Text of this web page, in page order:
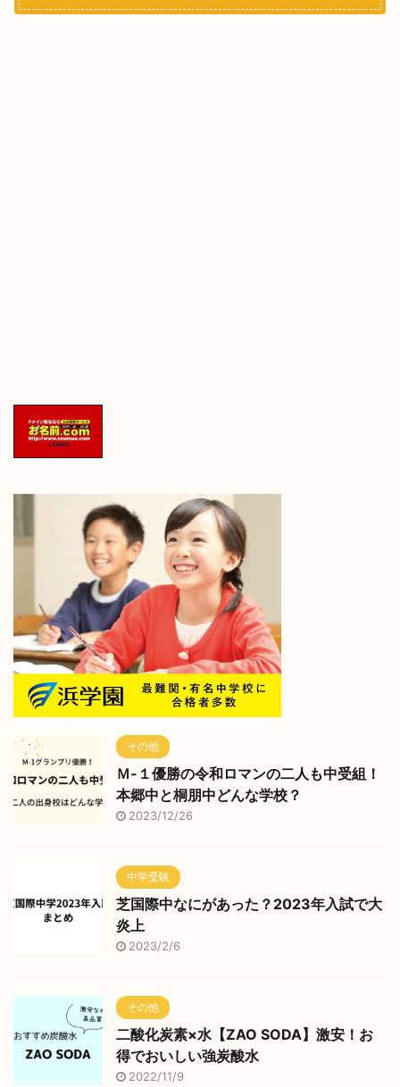
その他
Ｍ-１優勝の令和ロマンの二人も中受組！
本郷中と桐朋中どんな学校？
2023/12/26
中学受験
芝国際中なにがあった？2023年入試で大
炎上
2023/2/6
その他
二酸化炭素×水【ZAO SODA】激安！お
得でおいしい強炭酸水
2022/11/9